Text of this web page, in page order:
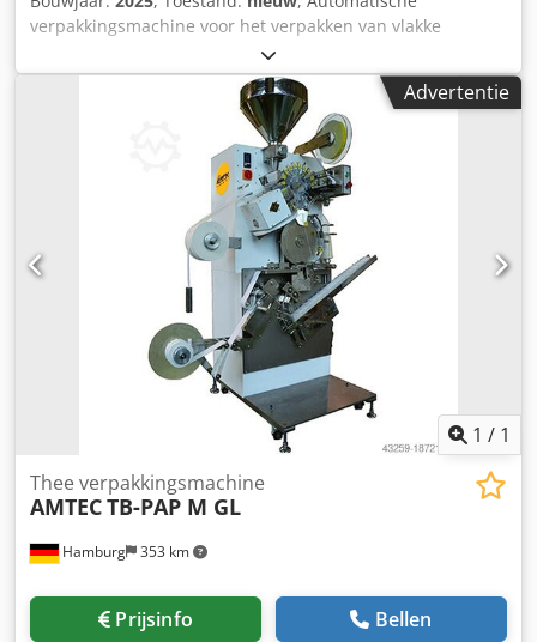
verpakkingsmachine voor het verpakken van vlakke
theezakjes, zoals enkelkamer- en dubbelkamerzakjes, in 3-
kant sealzakken. Afgifteapparaat voor gegroepeerde
zakken. PLC-gestuurd, bediening via touchmonitor. -
Specificaties: max. machinecyclussnelheid bij stationair
draaien: 120 cycli per minuut; Geschikt volume van het
theezakje: max. 10cm³; Afmetingen 3-kant sealzak LxB:
70x80mm; Materiaal 3-kant sealzak: hitte-sealbare
monofolies of gelamineerde composietfolie;
Stroomvoorziening: 220V; Afmetingen machine LxBxH:
1680x1285x1230mm; Gewicht: 500 kg. Cjdjv Nm Tdjpfx
Advertentie
1 / 1
Hamburg 353 km
Thee verpakkingsmachine
AMTECTB-PAP M GL
Prijsinfo Bellen